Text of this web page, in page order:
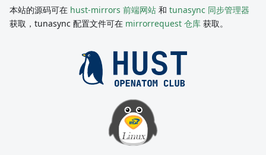
本站的源码可在 hust-mirrors 前端网站 和 tunasync 同步管理器
获取，tunasync 配置文件可在 mirrorrequest 仓库 获取。